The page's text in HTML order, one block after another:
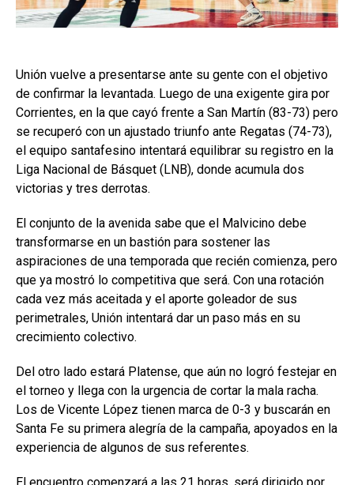
Unión vuelve a presentarse ante su gente con el objetivo
de confirmar la levantada. Luego de una exigente gira por
Corrientes, en la que cayó frente a San Martín (83-73) pero
se recuperó con un ajustado triunfo ante Regatas (74-73),
el equipo santafesino intentará equilibrar su registro en la
Liga Nacional de Básquet (LNB), donde acumula dos
victorias y tres derrotas.
El conjunto de la avenida sabe que el Malvicino debe
transformarse en un bastión para sostener las
aspiraciones de una temporada que recién comienza, pero
que ya mostró lo competitiva que será. Con una rotación
cada vez más aceitada y el aporte goleador de sus
perimetrales, Unión intentará dar un paso más en su
crecimiento colectivo.
Del otro lado estará Platense, que aún no logró festejar en
el torneo y llega con la urgencia de cortar la mala racha.
Los de Vicente López tienen marca de 0-3 y buscarán en
Santa Fe su primera alegría de la campaña, apoyados en la
experiencia de algunos de sus referentes.